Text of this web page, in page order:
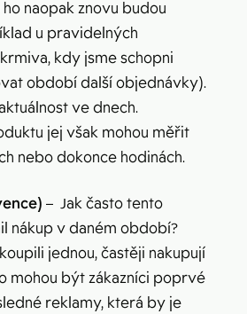
naopak znovu budou
u pravidelných
kdy jsme schopni
období další objednávky).
ve dnech.
jej však mohou měřit
nebo dokonce hodinách.
– Jak často tento
nákup v daném období?
jednou, častěji nakupují
mohou být zákazníci poprvé
reklamy, která by je